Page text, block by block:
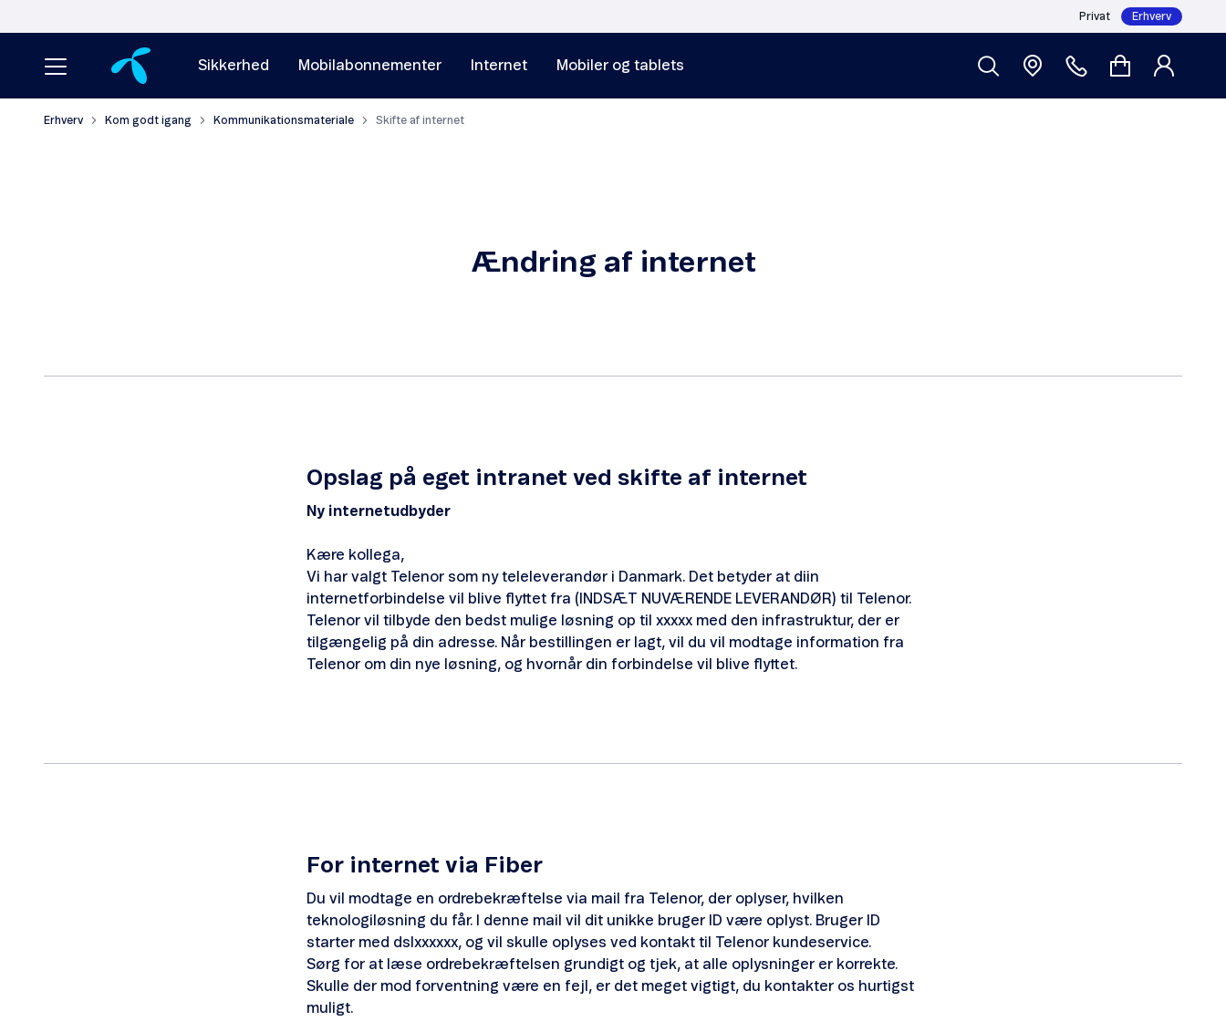
Privat Erhverv
Sikkerhed Mobilabonnementer Internet Mobiler og tablets
Erhverv Kom godt igang Kommunikationsmateriale Skifte af internet
Ændring af internet
Opslag på eget intranet ved skifte af internet
Ny internetudbyder
Kære kollega,
Vi har valgt Telenor som ny teleleverandør i Danmark. Det betyder at diin
internetforbindelse vil blive flyttet fra (INDSÆT NUVÆRENDE LEVERANDØR) til Telenor.
Telenor vil tilbyde den bedst mulige løsning op til xxxxx med den infrastruktur, der er
tilgængelig på din adresse. Når bestillingen er lagt, vil du vil modtage information fra
Telenor om din nye løsning, og hvornår din forbindelse vil blive flyttet.
For internet via Fiber
Du vil modtage en ordrebekræftelse via mail fra Telenor, der oplyser, hvilken
teknologiløsning du får. I denne mail vil dit unikke bruger ID være oplyst. Bruger ID
starter med dslxxxxxx, og vil skulle oplyses ved kontakt til Telenor kundeservice.
Sørg for at læse ordrebekræftelsen grundigt og tjek, at alle oplysninger er korrekte.
Skulle der mod forventning være en fejl, er det meget vigtigt, du kontakter os hurtigst
muligt.